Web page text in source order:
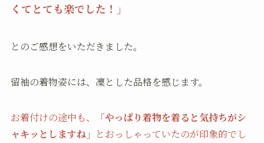
くてとても楽でした！」
とのご感想をいただきました。
留袖の着物姿には、凜とした品格を感じます。
お着付けの途中も、
「やっぱり着物を着ると気持ちがシ
ャキッとしますね」 とおっしゃっていたのが印象的でし